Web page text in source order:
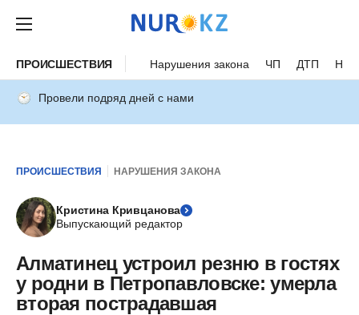
ПРОИСШЕСТВИЯ Нарушения закона ЧП ДТП
Провели подряд дней с нами
ПРОИСШЕСТВИЯ НАРУШЕНИЯ ЗАКОНА
Кристина Кривцанова
Выпускающий редактор
Алматинец устроил резню в гостях
у родни в Петропавловске: умерла
вторая пострадавшая